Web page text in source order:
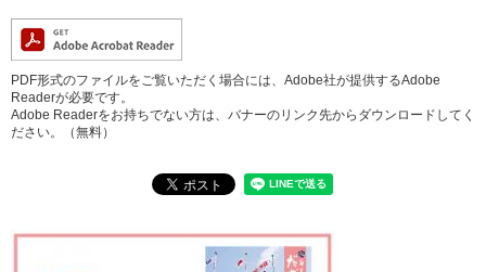
PDF形式のファイルをご覧いただく場合には、Adobe社が提供するAdobe
Readerが必要です。
Adobe Readerをお持ちでない方は、バナーのリンク先からダウンロードしてく
ださい。（無料）